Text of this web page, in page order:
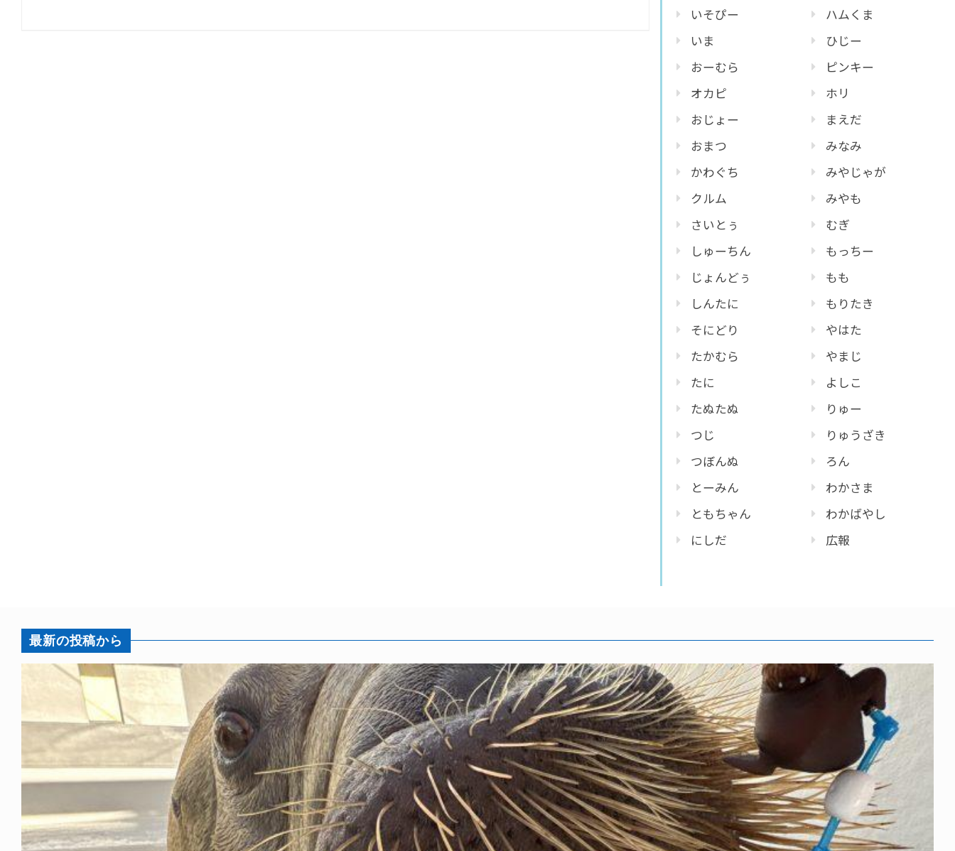
いそぴー
いま
おーむら
オカピ
おじょー
おまつ
かわぐち
クルム
さいとぅ
しゅーちん
じょんどぅ
しんたに
そにどり
たかむら
たに
たぬたぬ
つじ
つぼんぬ
とーみん
ともちゃん
にしだ
ハムくま
ひじー
ピンキー
ホリ
まえだ
みなみ
みやじゃが
みやも
むぎ
もっちー
もも
もりたき
やはた
やまじ
よしこ
りゅー
りゅうざき
ろん
わかさま
わかばやし
広報
最新の投稿から